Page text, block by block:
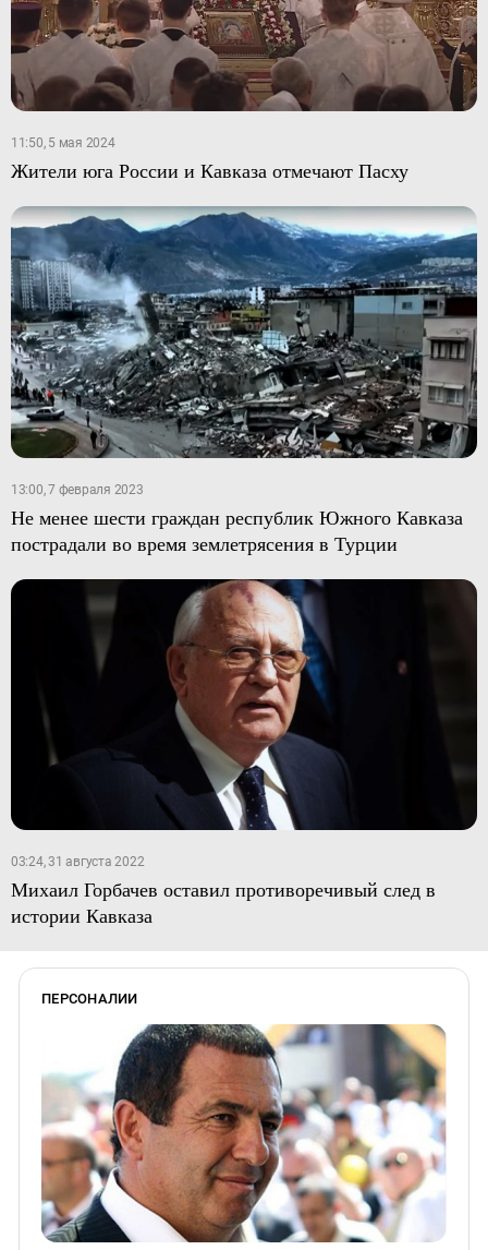
11:50, 5 мая 2024
Жители юга России и Кавказа отмечают Пасху
13:00, 7 февраля 2023
Не менее шести граждан республик Южного Кавказа
пострадали во время землетрясения в Турции
03:24, 31 августа 2022
Михаил Горбачев оставил противоречивый след в
истории Кавказа
ПЕРСОНАЛИИ